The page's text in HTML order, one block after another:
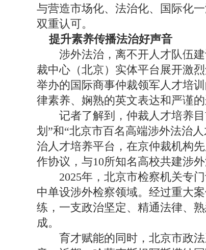
与营造市场化、法治化、国际化
双重认可。
提升素养传播法治好声音
涉外法治，离不开人才队伍建
裁中心（北京）实体平台展开激
举办的国际商事仲裁领军人才培
律素养、娴熟的英文表达和严谨
记者了解到，仲裁人才培养目
划”和“北京市百名高端涉外法治
治人才培养平台，在京仲裁机构
作协议，与10所知名高校共建涉
2025年，北京市检察机关专门
中单设涉外检察领域。经过重大
练，一支政治坚定、精通法律、
成。
育才赋能的同时，北京市政法